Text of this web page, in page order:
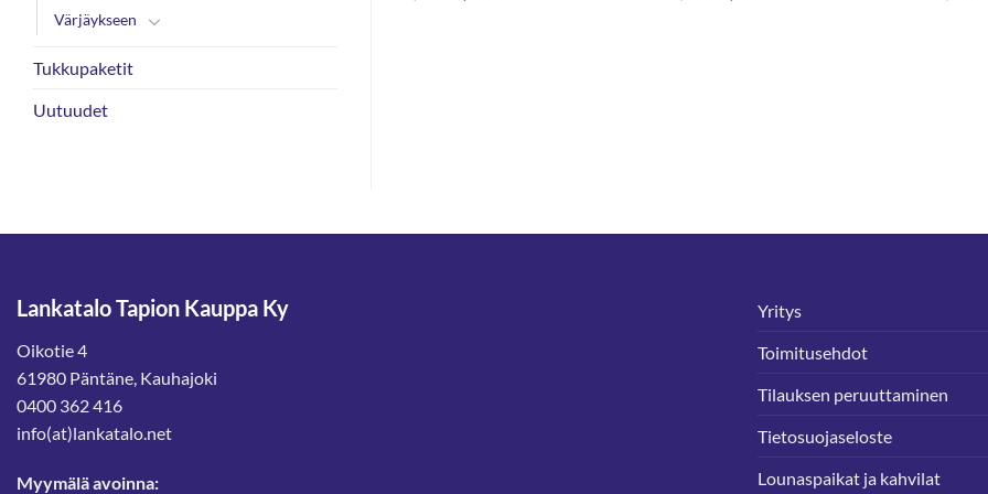
Värjäykseen
Tukkupaketit
Uutuudet
hinta
hinta
Lankatalo Tapion Kauppa Ky
Oikotie 4
61980 Päntäne, Kauhajoki
0400 362 416
info(at)lankatalo.net
Myymälä avoinna:
Yritys
Toimitusehdot
Tilauksen peruuttaminen
Tietosuojaseloste
Lounaspaikat ja kahvilat